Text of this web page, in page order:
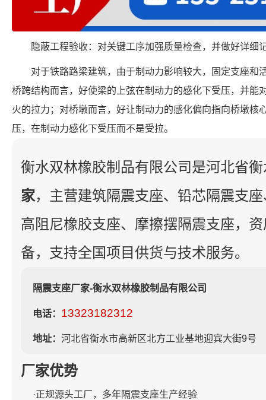
隐蔽工程验收：对关键工序加强质量检查，并做好详细
对于铁路路梁建筑，由于制动力影响较大，固定支座和
桥跨结构而言，好使梁的上弦在制动力的感化下受压，并能
火的拉力；对桥墩而言，好让制动力的感化偏向指向桥墩核
压，在制动力感化下受压而不是受拉。
衡水双林橡胶制品有限公司是河北省
家，主营建筑隔震支座、铅芯隔震支
高阻尼橡胶支座、摩擦摆隔震支座，
备，支持全国项目供货与技术服务。
隔震支座厂家-衡水双林橡胶制品有限公司
电话： 13323182312
地址： 河北省衡水市高新区北方工业基地迎宾大街9号
厂家优势
·正规源头工厂，多年隔震支座生产经验